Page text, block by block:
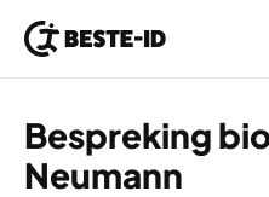
Bespreking
Neumann